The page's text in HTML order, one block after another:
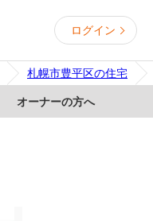
ログイン
札幌市豊平区の住宅
オーナーの方へ